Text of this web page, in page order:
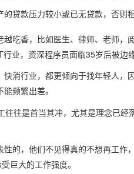
贷款压力较小或已无贷款，否则
吃香，比如医生、律师、老师，
业，资深程序员面临35岁后被边
消行业，都更倾向于找年轻人，
频繁出差。
往是首当其冲，尤其是理念已经
的，他们不见得真的不想再工作
巨大的工作强度。